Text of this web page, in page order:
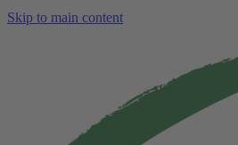
Skip to main content